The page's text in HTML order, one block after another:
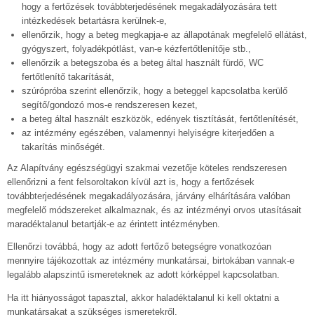
hogy a fertőzések továbbterjedésének megakadályozására tett
intézkedések betartásra kerülnek-e,
ellenőrzik, hogy a beteg megkapja-e az állapotának megfelelő ellátást,
gyógyszert, folyadékpótlást, van-e kézfertőtlenítője stb.,
ellenőrzik a betegszoba és a beteg által használt fürdő, WC
fertőtlenítő takarítását,
szúrópróba szerint ellenőrzik, hogy a beteggel kapcsolatba kerülő
segítő/gondozó mos-e rendszeresen kezet,
a beteg által használt eszközök, edények tisztítását, fertőtlenítését,
az intézmény egészében, valamennyi helyiségre kiterjedően a
takarítás minőségét.
Az Alapítvány egészségügyi szakmai vezetője köteles rendszeresen
ellenőrizni a fent felsoroltakon kívül azt is, hogy a fertőzések
továbbterjedésének megakadályozására, járvány elhárítására valóban
megfelelő módszereket alkalmaznak, és az intézményi orvos utasításait
maradéktalanul betartják-e az érintett intézményben.
Ellenőrzi továbbá, hogy az adott fertőző betegségre vonatkozóan
mennyire tájékozottak az intézmény munkatársai, birtokában vannak-e
legalább alapszintű ismereteknek az adott kórképpel kapcsolatban.
Ha itt hiányosságot tapasztal, akkor haladéktalanul ki kell oktatni a
munkatársakat a szükséges ismeretekről.